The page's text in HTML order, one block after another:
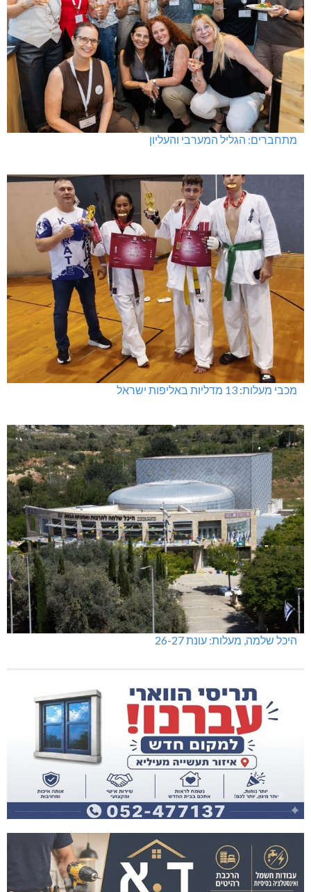
מתחברים: הגליל המערבי והעליון
מכבי מעלות: 13 מדליות באליפות ישראל
היכל שלמה, מעלות: עונת 26-27